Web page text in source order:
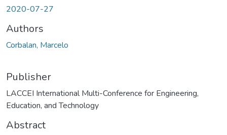
2020-07-27
Authors
Corbalan, Marcelo
Publisher
LACCEI International Multi-Conference for Engineering,
Education, and Technology
Abstract